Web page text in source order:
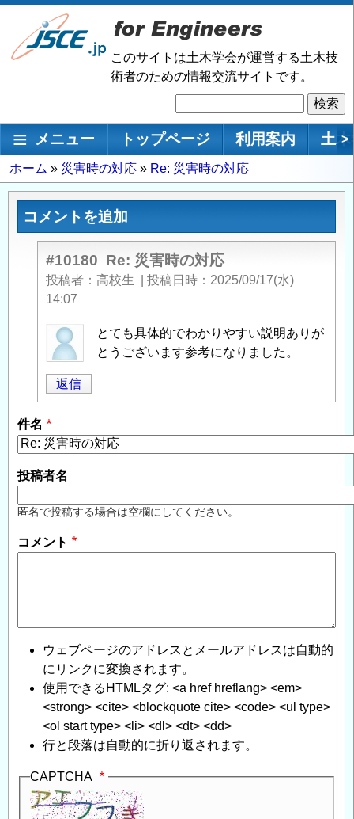
メ
ン
移
このサイトは土木学会が運営する土木技
術者のための情報交流サイトです。
索
メインナビゲーション
メニュー トップページ 利用案内 土 >
パ
ン
ず
ホーム 災害時の対応 Re: 災害時の対応
コメントを追加
#10180 Re: 災害時の対応
投稿者 高校生 投稿日時
2025/09/17(水)
14:07
匿
名
投
稿
に
よ
る
「Re:
災
時
返
信
とても具体的でわかりやすい説明ありが
とうございます参考になりました。
返信
件名
投稿者名
匿名で投稿する場合は空欄にしてください。
コメント
ウェブページのアドレスとメールアドレスは自動的
にリンクに変換されます。
使用できるHTMLタグ: <a href hreflang> <em>
<strong> <cite> <blockquote cite> <code> <ul type>
<ol start type> <li> <dl> <dt> <dd>
行と段落は自動的に折り返されます。
CAPTCHA